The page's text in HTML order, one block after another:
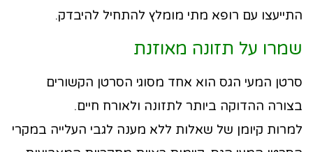
התייעצו עם רופא מתי מומלץ להתחיל להיבדק.
שמרו על תזונה מאוזנת
סרטן המעי הגס הוא אחד מסוגי הסרטן הקשורים
בצורה ההדוקה ביותר לתזונה ולאורח חיים.
למרות קיומן של שאלות ללא מענה לגבי העלייה במקרי